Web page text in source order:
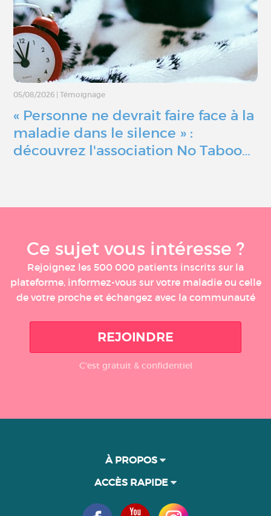
05/08/2026 | Témoignage
« Personne ne devrait faire face à la
maladie dans le silence » :
découvrez l'association No Taboo…
Ce sujet vous intéresse ?
Rejoignez les 500 000 patients inscrits sur la
plateforme, informez-vous sur votre maladie ou celle
de votre proche et échangez avec la communauté
REJOINDRE
C'est gratuit & confidentiel
À PROPOS
ACCÈS RAPIDE